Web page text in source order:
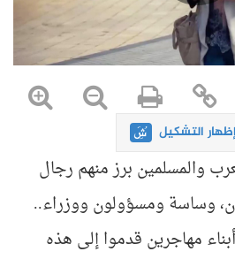
إظهار التشكيل
والمسلمين برز منهم رجال
وساسة ومسؤولون ووزراء..
مهاجرين قدموا إلى هذه